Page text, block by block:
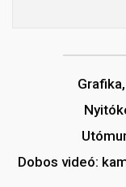
Dobos videó: